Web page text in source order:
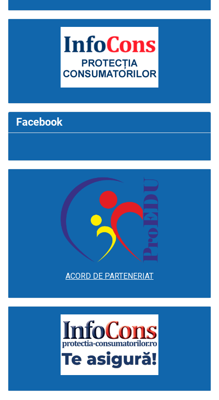
Facebook
ACORD DE PARTENERIAT